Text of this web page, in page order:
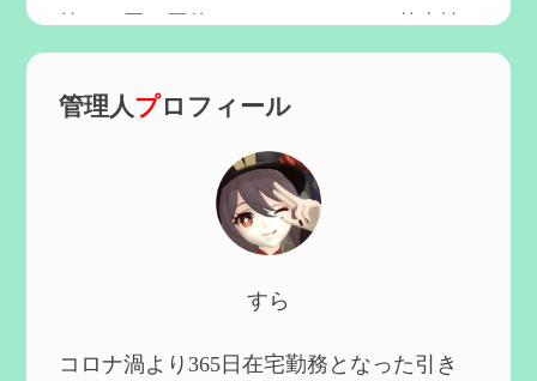
第５４回 召使(アルレッキーノ)の基本性
第６０回 炎神マーヴィカの性能、探索に
第５９回 アチーブメント「対決者・２」
を作成
第５８回 集敵以外のすべてを持ってしま
ったサポーターシロネンの解説【2凸ま
2024/09/02
管理人プロフィール
すら
コロナ渦より365日在宅勤務となった引き